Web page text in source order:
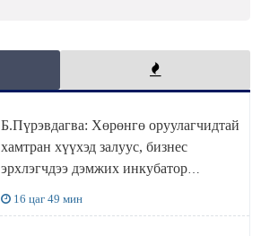
Б.Пүрэвдагва: Хөрөнгө оруулагчидтай
хамтран хүүхэд залуус, бизнес
эрхлэгчдээ дэмжих инкубатор
16 цаг 49 мин